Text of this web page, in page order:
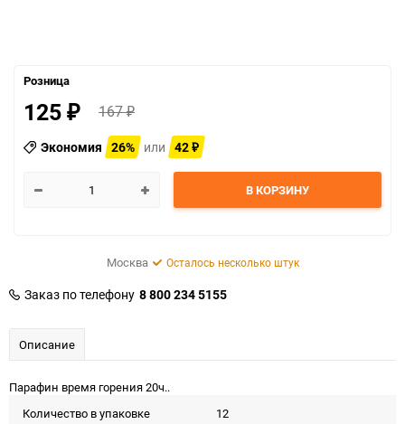
Розница
125 ₽ 167₽
Экономия 26% или 42 ₽
В КОРЗИНУ
Москва Осталось несколько штук
Заказ по телефону 8 800 234 5155
Описание
Парафин время горения 20ч..
Количество в упаковке
12